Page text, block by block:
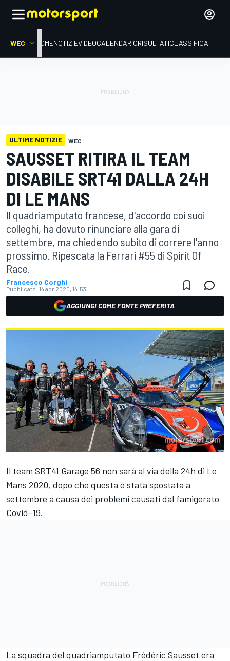
WEC HOMENOTIZIEVIDEOCALENDARIORISULTATICLASSIFICA
ULTIME NOTIZIE WEC
SAUSSET RITIRA IL TEAM
DISABILE SRT41 DALLA 24H
DI LE MANS
Il quadriamputato francese, d'accordo coi suoi
colleghi, ha dovuto rinunciare alla gara di
settembre, ma chiedendo subito di correre l'anno
prossimo. Ripescata la Ferrari #55 di Spirit Of
Race.
Francesco Corghi
Pubblicato: 14 apr 2020, 14:53
AGGIUNGI COME FONTE PREFERITA
Il team SRT41 Garage 56 non sarà al via della 24h di Le
Mans 2020, dopo che questa è stata spostata a
settembre a causa dei problemi causati dal famigerato
Covid-19.
La squadra del quadriamputato Frédéric Sausset era